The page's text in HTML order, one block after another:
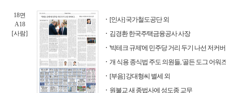
18면
A18
[사람]
[인사] 국가철도공단 외
김경환 한국주택금융공사 사장
'빅테크 규제'에 민주당 거리 두기 나선 저커
개 식용 종식법 주도 의원들, '골든 도그 어워
[부음] 강대형씨 별세 외
원불교 새 종법사에 성도종 교무